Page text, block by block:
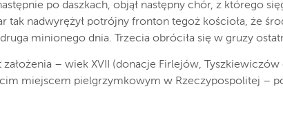
po daszkach, objął następny chór, z którego
tak nadwyrężył potrójny fronton tegoż kościoła, że
minionego dnia. Trzecia obróciła się w gruzy
– wiek XVII (donacje Firlejów, Tyszkiewiczów
miejscem pielgrzymkowym w Rzeczypospolitej –